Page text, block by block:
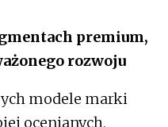
premium,
rozwoju
modele marki
ocenianych,